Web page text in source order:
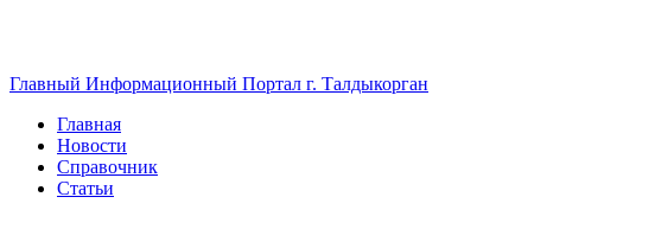
Главный Информационный Портал г. Талдыкорган
Главная
Новости
Справочник
Статьи